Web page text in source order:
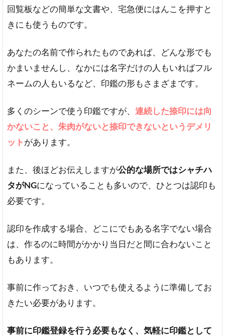
の
違
4
ャ
チ
タ
が
ダ
メ
な
類
あ
シ
ャ
が
メ
書
回覧板などの簡単な文書や、宅急便にはんこを押すと
きにも使うものです。
あなたの名前で作られたものであれば、どんな形でも
かまいませんし、なかには名字だけの人もいればフル
ネームの人もいるなど、印鑑の形もさまざまです。
多くのシーンで使う印鑑ですが、 連続した捺印には向
かないこと、朱肉がないと捺印できないというデメリ
ット があります。
また、後ほどお伝えしますが公的な場所ではシャチハ
タがNGになっていることも多いので、ひとつは認印も
必要です。
認印を作成する場合、どこにでもある名字でない場合
は、作るのに時間がかかり当日だと間に合わないこと
もあります。
事前に作っておき、いつでも使えるように準備してお
きたい必要があります。
事前に印鑑登録を行う必要もなく、気軽に印鑑として